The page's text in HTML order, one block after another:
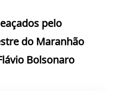
pelo
do Maranhão
Bolsonaro